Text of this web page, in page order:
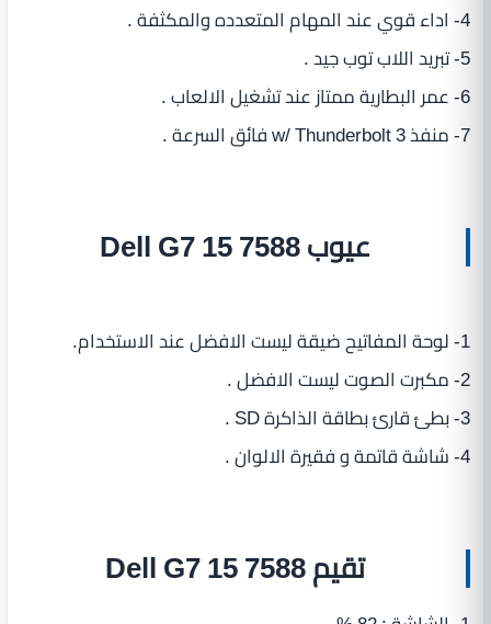
4- اداء قوي عند المهام المتعدده والمكثفة .
5- تبريد اللاب توب جيد .
6- عمر البطارية ممتاز عند تشغيل الالعاب .
7- منفذ w/ Thunderbolt 3 فائق السرعة .
عيوب Dell G7 15 7588
1- لوحة المفاتيح ضيقة ليست الافضل عند الاستخدام.
2- مكبرت الصوت ليست الافضل .
3- بطئ قارئ بطاقة الذاكرة SD .
4- شاشة قاتمة و فقيرة الالوان .
تقيم Dell G7 15 7588